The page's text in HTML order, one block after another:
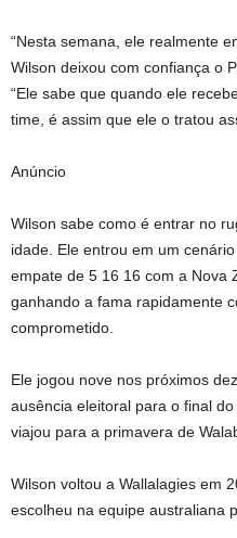
“Nesta semana, ele realmente
Wilson deixou com confiança o
“Ele sabe que quando ele
time, é assim que ele o tratou
Anúncio
Wilson sabe como é entrar no
idade. Ele entrou em um
empate de 5 16 16 com a Nova
ganhando a fama rapidamente
comprometido.
Ele jogou nove nos próximos
ausência eleitoral para o final
viajou para a primavera de
Wilson voltou a Wallalagies em
escolheu na equipe australiana